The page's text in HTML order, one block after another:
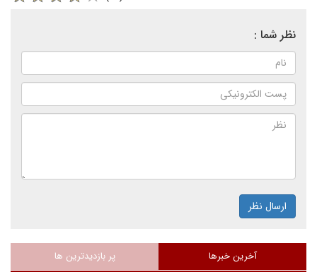
نظر شما :
ارسال نظر
آخرین خبرها پر بازدیدترین ها